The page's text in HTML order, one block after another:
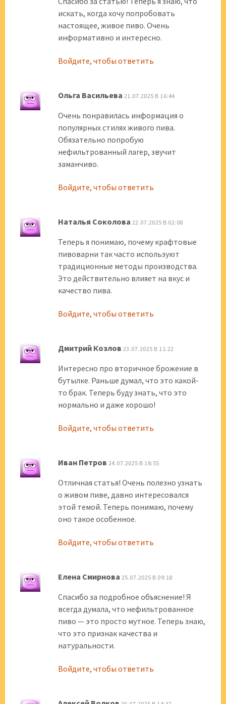
искать, когда хочу попробовать
настоящее, живое пиво. Очень
информативно и интересно.
Войдите, чтобы ответить
Ольга Васильева 21.07.2025 В 16:44
Очень понравилась информация о
популярных стилях живого пива.
Обязательно попробую
нефильтрованный лагер, звучит
заманчиво.
Войдите, чтобы ответить
Наталья Соколова 22.07.2025 В 02:08
Теперь я понимаю, почему крафтовые
пивоварни так часто используют
традиционные методы производства.
Это действительно влияет на вкус и
качество пива.
Войдите, чтобы ответить
Дмитрий Козлов 23.07.2025 В 11:22
Интересно про вторичное брожение в
бутылке. Раньше думал, что это какой-
то брак. Теперь буду знать, что это
нормально и даже хорошо!
Войдите, чтобы ответить
Иван Петров 24.07.2025 В 18:55
Отличная статья! Очень полезно узнать
о живом пиве, давно интересовался
этой темой. Теперь понимаю, почему
оно такое особенное.
Войдите, чтобы ответить
Елена Смирнова 25.07.2025 В 09:18
Спасибо за подробное объяснение! Я
всегда думала, что нефильтрованное
пиво — это просто мутное. Теперь знаю,
что это признак качества и
натуральности.
Войдите, чтобы ответить